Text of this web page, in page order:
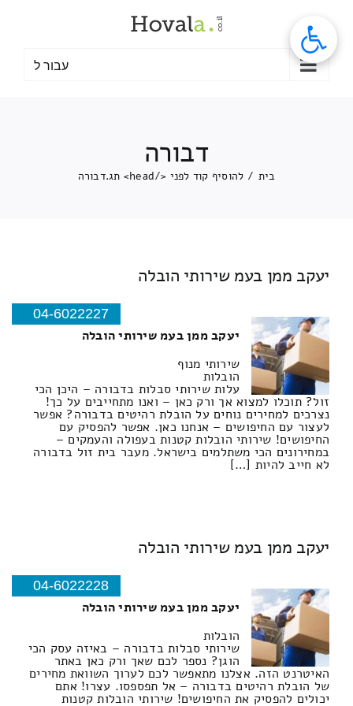
עבור ל
דבורה
בית / להוסיף קוד לפני </head> תג. דבורה
יעקב ממן בעמ שירותי הובלה
04-6022227
יעקב ממן בעמ שירותי הובלה
שירותי מנוף
הובלות
עלות שירותי סבלות בדבורה – היכן הכי
זול? תוכלו למצוא אך ורק כאן – ואנו מתחייבים על כך!
נצרכים למחירים נוחים על הובלת רהיטים בדבורה? אפשר
לעצור עם החיפושים – אנחנו כאן. אפשר להפסיק עם
החיפושים! שירותי הובלות קטנות בעפולה והעמקים –
במחירונים הכי משתלמים בישראל. מעבר בית זול בדבורה
לא חייב להיות […]
יעקב ממן בעמ שירותי הובלה
04-6022228
יעקב ממן בעמ שירותי הובלה
הובלות
שירותי סבלות בדבורה – באיזה עסק הכי
הוגן? נספר לכם שאך ורק כאן באתר
האיטרנט הזה. אצלנו מתאפשר לכם לערוך השוואת מחירים
של הובלת רהיטים בדבורה – אל תפספסו. עצרו! אתם
יכולים להפסיק את החיפושים! שירותי הובלות קטנות